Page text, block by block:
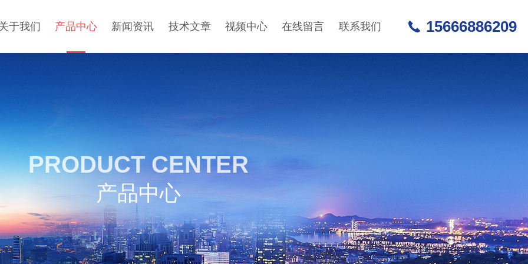
于我们 产品中心 新闻资讯 技术文章 视频中心 在线留言 联系我们 15666886209
PRODUCT CENTER
产品中心